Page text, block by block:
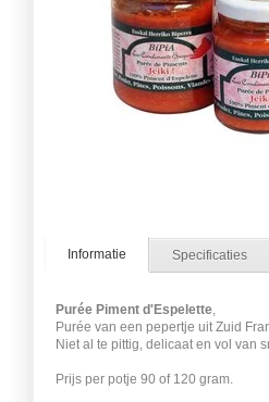
Informatie Specificaties
Purée Piment d'Espelette,
Purée van een pepertje uit Zuid
Niet al te pittig, delicaat en vol van
Prijs per potje 90 of 120 gram.